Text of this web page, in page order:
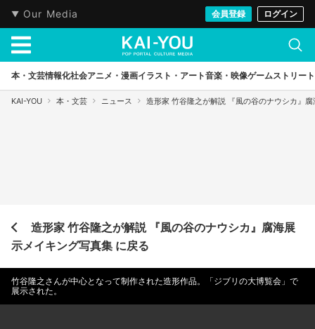
Our Media 会員登録 ログイン
本・文芸情報化社会アニメ・漫画イラスト・アート音楽・映像ゲームストリート
KAI-YOU 本・文芸 ニュース 造形家 竹谷隆之が解説 『風の谷のナウシカ』
造形家 竹谷隆之が解説 『風の谷のナウシカ』腐海展
示メイキング写真集 に戻る
竹谷隆之さんが中心となって制作された造形作品。「ジブリの大博覧会」で
展示された。